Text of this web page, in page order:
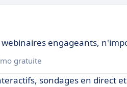
engageants,
gratuite
sondages en direct et